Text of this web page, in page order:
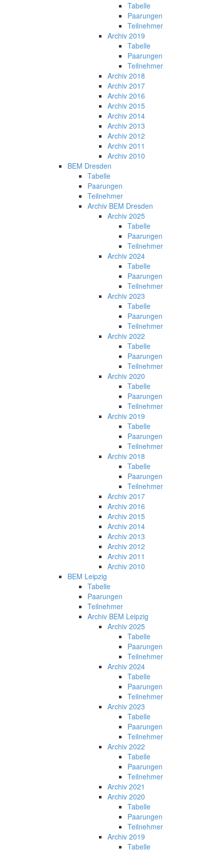
Tabelle
Paarungen
Teilnehmer
Archiv 2019
Tabelle
Paarungen
Teilnehmer
Archiv 2018
Archiv 2017
Archiv 2016
Archiv 2015
Archiv 2014
Archiv 2013
Archiv 2012
Archiv 2011
Archiv 2010
BEM Dresden
Tabelle
Paarungen
Teilnehmer
Archiv BEM Dresden
Archiv 2025
Tabelle
Paarungen
Teilnehmer
Archiv 2024
Tabelle
Paarungen
Teilnehmer
Archiv 2023
Tabelle
Paarungen
Teilnehmer
Archiv 2022
Tabelle
Paarungen
Teilnehmer
Archiv 2020
Tabelle
Paarungen
Teilnehmer
Archiv 2019
Tabelle
Paarungen
Teilnehmer
Archiv 2018
Tabelle
Paarungen
Teilnehmer
Archiv 2017
Archiv 2016
Archiv 2015
Archiv 2014
Archiv 2013
Archiv 2012
Archiv 2011
Archiv 2010
BEM Leipzig
Tabelle
Paarungen
Teilnehmer
Archiv BEM Leipzig
Archiv 2025
Tabelle
Paarungen
Teilnehmer
Archiv 2024
Tabelle
Paarungen
Teilnehmer
Archiv 2023
Tabelle
Paarungen
Teilnehmer
Archiv 2022
Tabelle
Paarungen
Teilnehmer
Archiv 2021
Archiv 2020
Tabelle
Paarungen
Teilnehmer
Archiv 2019
Tabelle